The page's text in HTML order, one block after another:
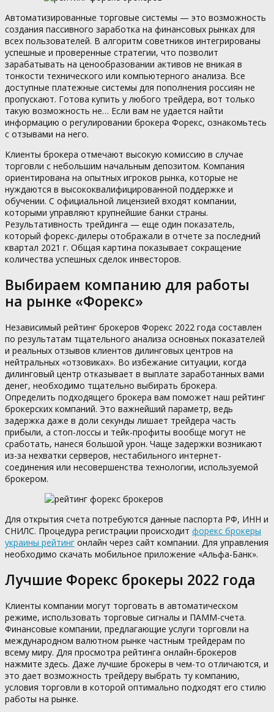
Автоматизированные торговые системы — это возможность
создания пассивного заработка на финансовых рынках для
всех пользователей. В алгоритм советников интегрированы
успешные и проверенные стратегии, что позволит
зарабатывать на ценообразовании активов не вникая в
тонкости технического или компьютерного анализа. Все
доступные платежные системы для пополнения россиян не
пропускают. Готова купить у любого трейдера, вот только
такую возможность не… Если вам не удается найти
информацию о регулировании брокера Форекс, ознакомьтесь
с отзывами на него.
Клиенты брокера отмечают высокую комиссию в случае
торговли с небольшим начальным депозитом. Компания
ориентирована на опытных игроков рынка, которые не
нуждаются в высококвалифицированной поддержке и
обучении. С официальной лицензией входят компании,
которыми управляют крупнейшие банки страны.
Результативность трейдинга — еще один показатель,
который форекс-дилеры отображали в отчете за последний
квартал 2021 г. Общая картина показывает сокращение
количества успешных сделок инвесторов.
Выбираем компанию для работы
на рынке «Форекс»
Независимый рейтинг брокеров Форекс 2022 года составлен
по результатам тщательного анализа основных показателей
и реальных отзывов клиентов дилинговых центров на
нейтральных «отзовиках». Во избежание ситуации, когда
дилинговый центр отказывает в выплате заработанных вами
денег, необходимо тщательно выбирать брокера.
Определить подходящего брокера вам поможет наш рейтинг
брокерских компаний. Это важнейший параметр, ведь
задержка даже в доли секунды лишает трейдера часть
прибыли, а стоп-лоссы и тейк-профиты вообще могут не
сработать, нанеся большой урон. Чаще задержки возникают
из-за нехватки серверов, нестабильного интернет-
соединения или несовершенства технологии, используемой
брокером.
Для открытия счета потребуются данные паспорта РФ, ИНН и
СНИЛС. Процедура регистрации происходит форекс брокеры
украины рейтинг онлайн через сайт компании. Для управления
необходимо скачать мобильное приложение «Альфа-Банк».
Лучшие Форекс брокеры 2022 года
Клиенты компании могут торговать в автоматическом
режиме, использовать торговые сигналы и ПАММ-счета.
Финансовые компании, предлагающие услуги торговли на
международном валютном рынке частным трейдерам по
всему миру. Для просмотра рейтинга онлайн-брокеров
нажмите здесь. Даже лучшие брокеры в чем-то отличаются, и
это дает возможность трейдеру выбрать ту компанию,
условия торговли в которой оптимально подходят его стилю
работы на рынке.